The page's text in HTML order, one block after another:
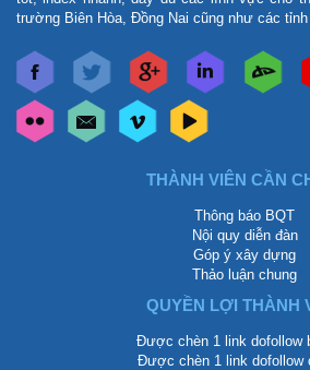
trường Biên Hòa, Đồng Nai cũng như các tỉnh
THÀNH VIÊN CẦN
Thông báo BQT
Nội quy diễn đàn
Góp ý xây dựng
Thảo luận chung
QUYỀN LỢI THÀNH
Được chèn 1 link dofollow
Được chèn 1 link dofollow